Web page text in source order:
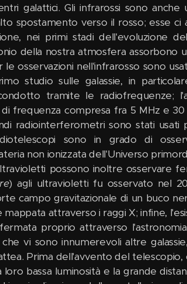
galattici. Gli infrarossi sono anche
spostamento verso il rosso; esse
nei primi stadi dell'evoluzione
della nostra atmosfera assorbono
osservazioni nell'infrarosso sono
studio sulle galassie, in
tramite le radiofrequenze;
frequenza compresa fra 5 MHz e 30
radiointerferometri sono stati
sono in grado di
non ionizzata dell'Universo
possono inoltre osservare
) agli ultravioletti fu osservato nel
campo gravitazionale di un buco
attraverso i raggi X; infine,
proprio attraverso
che vi sono innumerevoli altre
Prima dell'avvento del
bassa luminosità e la grande